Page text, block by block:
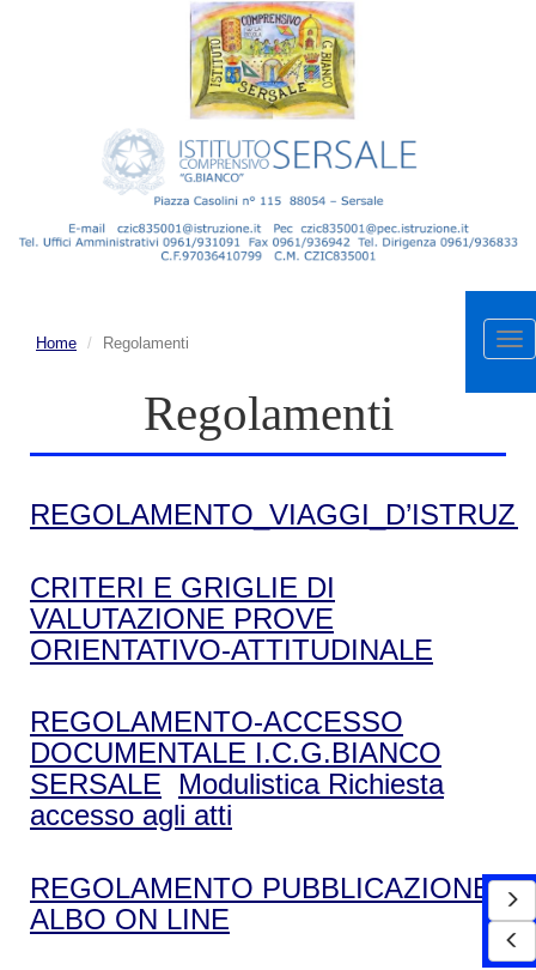
Home Regolamenti
Regolamenti
CRITERI E GRIGLIE DI
VALUTAZIONE PROVE
ORIENTATIVO-ATTITUDINALE
REGOLAMENTO-ACCESSO
DOCUMENTALE I.C.G.BIANCO
SERSALE
Modulistica Richiesta
accesso agli atti
REGOLAMENTO PUBBLICAZIONE
ALBO ON LINE